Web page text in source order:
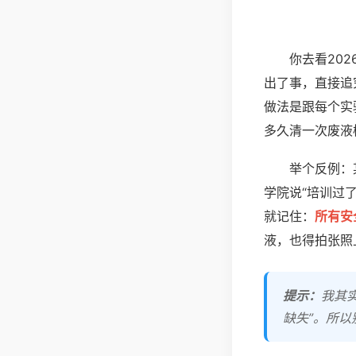
你去看
出了事，直接
做法是跟每个
多久清一次废
举个反例
学院说“培训过
就记住： 所有
液，也得拍张
提示： 我其
缺失”。所